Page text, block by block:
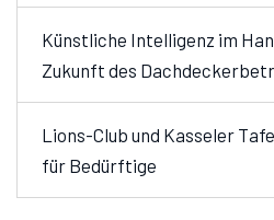
Künstliche Intelligenz im
Zukunft des
Lions-Club und Kasseler
für Bedürftige